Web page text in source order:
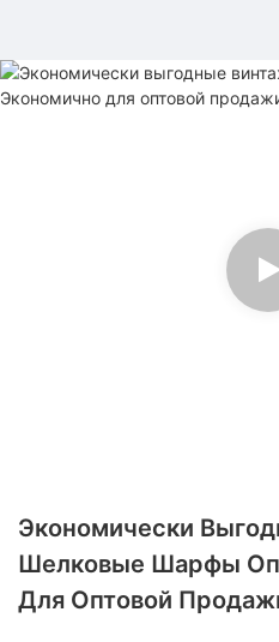
Экономически
Шелковые Шарфы
Для Оптовой